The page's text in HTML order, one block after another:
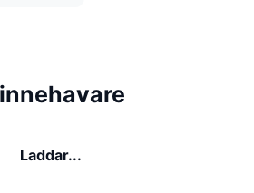
Laddar...